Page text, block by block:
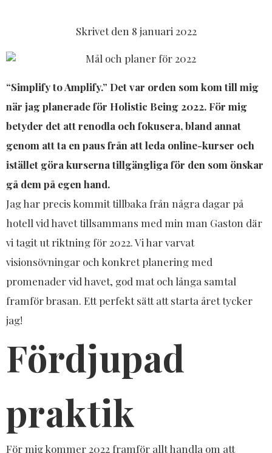
Skrivet den 8 januari 2022
“Simplify to Amplify.” Det var orden som kom till mig
när jag planerade för Holistic Being 2022. För mig
betyder det att renodla och fokusera, bland annat
genom att ta en paus från att leda online-kurser och
istället göra kurserna tillgängliga för den som önskar
gå dem på egen hand.
Jag har precis kommit tillbaka från några dagar på
hotell vid havet tillsammans med min man Gaston där
vi tagit ut riktning för 2022. Vi har varvat
visionsövningar och konkret planering med
promenader vid havet, god mat och långa samtal
framför brasan. Ett perfekt sätt att starta året tycker
jag!
Fördjupad
praktik
För mig kommer 2022 framför allt handla om att